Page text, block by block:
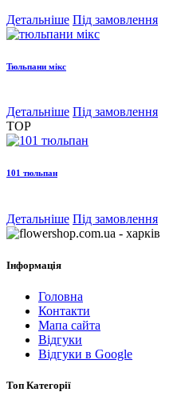
Детальніше Під замовлення
Тюльпани мікс
Детальніше Під замовлення
TOP
101 тюльпан
Детальніше Під замовлення
Інформація
Головна
Контакти
Мапа сайта
Відгуки
Відгуки в Google
Топ Категорії